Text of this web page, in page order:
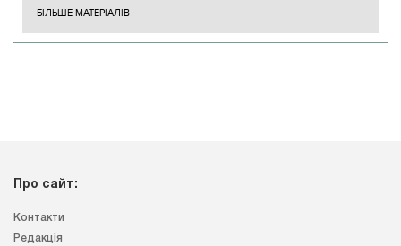
БІЛЬШЕ МАТЕРІАЛІВ
Про сайт:
Контакти
Редакція